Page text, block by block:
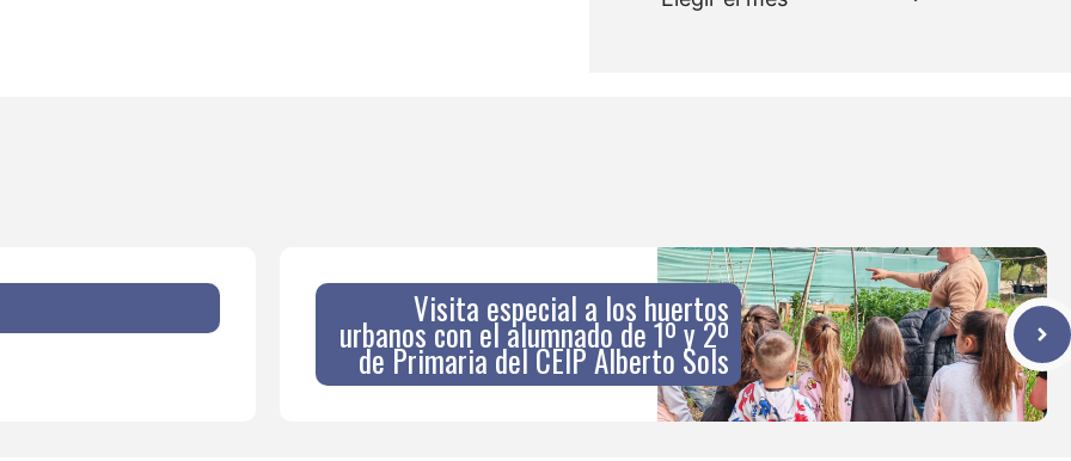
Visita especial a los huertos
urbanos con el alumnado de 1º y 2º
de Primaria del CEIP Alberto Sols